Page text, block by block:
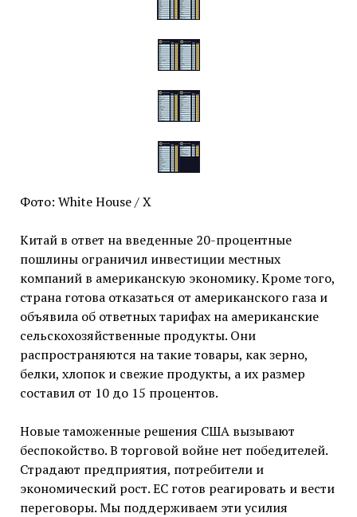
Фото: White House / X
Китай в ответ на введенные 20-процентные
пошлины ограничил инвестиции местных
компаний в американскую экономику. Кроме того,
страна готова отказаться от американского газа и
объявила об ответных тарифах на американские
сельскохозяйственные продукты. Они
распространяются на такие товары, как зерно,
белки, хлопок и свежие продукты, а их размер
составил от 10 до 15 процентов.
Новые таможенные решения США вызывают
беспокойство. В торговой войне нет победителей.
Страдают предприятия, потребители и
экономический рост. ЕС готов реагировать и вести
переговоры. Мы поддерживаем эти усилия